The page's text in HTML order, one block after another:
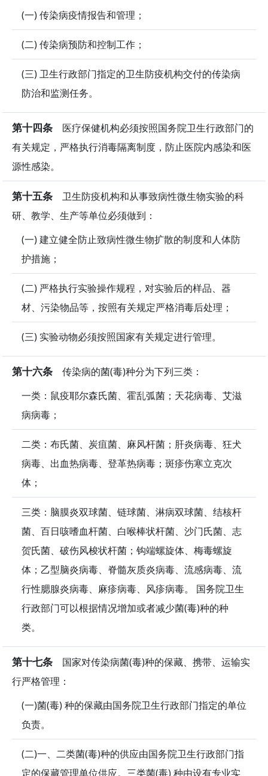
(一) 传染病疫情报告和管理；
(二) 传染病预防和控制工作；
(三) 卫生行政部门指定的卫生防疫机构交付的传染病
防治和监测任务。
第十四条 医疗保健机构必须按照国务院卫生行政部门的
有关规定，严格执行消毒隔离制度，防止医院内感染和医
源性感染。
第十五条 卫生防疫机构和从事致病性微生物实验的科
研、教学、生产等单位必须做到：
(一) 建立健全防止致病性微生物扩散的制度和人体防
护措施；
(二) 严格执行实验操作规程，对实验后的样品、器
材、污染物品等，按照有关规定严格消毒后处理；
(三) 实验动物必须按照国家有关规定进行管理。
第十六条 传染病的菌(毒)种分为下列三类：
一类：鼠疫耶尔森氏菌、霍乱弧菌；天花病毒、艾滋
病病毒；
二类：布氏菌、炭疽菌、麻风杆菌；肝炎病毒、狂犬
病毒、出血热病毒、登革热病毒；斑疹伤寒立克次
体；
三类：脑膜炎双球菌、链球菌、淋病双球菌、结核杆
菌、百日咳嗜血杆菌、白喉棒状杆菌、沙门氏菌、志
贺氏菌、破伤风梭状杆菌；钩端螺旋体、梅毒螺旋
体；乙型脑炎病毒、脊髓灰质炎病毒、流感病毒、流
行性腮腺炎病毒、麻疹病毒、风疹病毒。 国务院卫生
行政部门可以根据情况增加或者减少菌(毒)种的种
类。
第十七条 国家对传染病菌(毒)种的保藏、携带、运输实
行严格管理：
(一)菌(毒) 种的保藏由国务院卫生行政部门指定的单位
负责。
(二)一、二类菌(毒)种的供应由国务院卫生行政部门指
定的保藏管理单位供应。三类菌(毒) 种由设有专业实